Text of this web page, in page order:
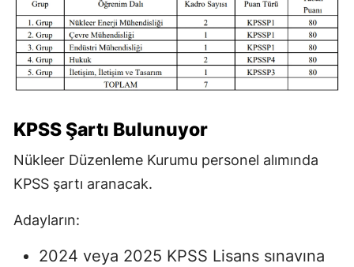
KPSS Şartı Bulunuyor
Nükleer Düzenleme Kurumu personel alımında
KPSS şartı aranacak.
Adayların:
2024 veya 2025 KPSS Lisans sınavına